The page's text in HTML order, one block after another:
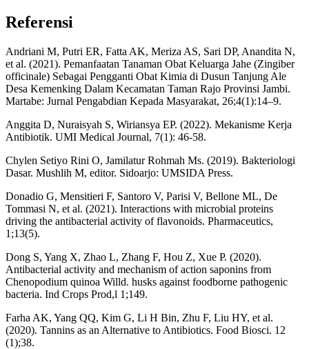
Referensi
Andriani M, Putri ER, Fatta AK, Meriza AS, Sari DP, Anandita N,
et al. (2021). Pemanfaatan Tanaman Obat Keluarga Jahe (Zingiber
officinale) Sebagai Pengganti Obat Kimia di Dusun Tanjung Ale
Desa Kemenking Dalam Kecamatan Taman Rajo Provinsi Jambi.
Martabe: Jurnal Pengabdian Kepada Masyarakat, 26;4(1):14–9.
Anggita D, Nuraisyah S, Wiriansya EP. (2022). Mekanisme Kerja
Antibiotik. UMI Medical Journal, 7(1): 46-58.
Chylen Setiyo Rini O, Jamilatur Rohmah Ms. (2019). Bakteriologi
Dasar. Mushlih M, editor. Sidoarjo: UMSIDA Press.
Donadio G, Mensitieri F, Santoro V, Parisi V, Bellone ML, De
Tommasi N, et al. (2021). Interactions with microbial proteins
driving the antibacterial activity of flavonoids. Pharmaceutics,
1;13(5).
Dong S, Yang X, Zhao L, Zhang F, Hou Z, Xue P. (2020).
Antibacterial activity and mechanism of action saponins from
Chenopodium quinoa Willd. husks against foodborne pathogenic
bacteria. Ind Crops Prod,l 1;149.
Farha AK, Yang QQ, Kim G, Li H Bin, Zhu F, Liu HY, et al.
(2020). Tannins as an Alternative to Antibiotics. Food Biosci. 12
(1);38.